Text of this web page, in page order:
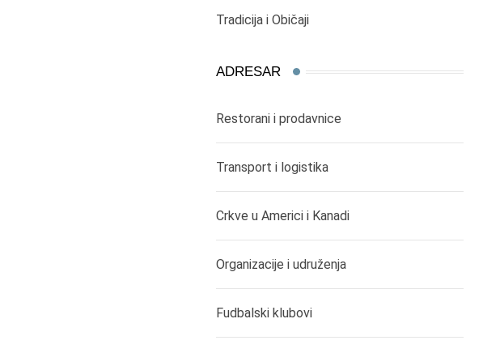
Tradicija i Običaji
ADRESAR
Restorani i prodavnice
Transport i logistika
Crkve u Americi i Kanadi
Organizacije i udruženja
Fudbalski klubovi